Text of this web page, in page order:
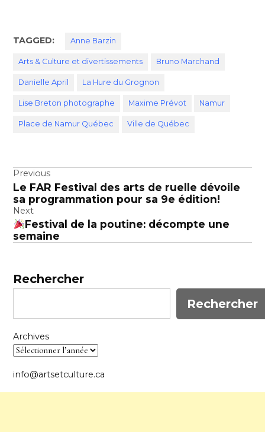
TAGGED: Anne Barzin
Arts & Culture et divertissements Bruno Marchand
Danielle April La Hure du Grognon
Lise Breton photographe Maxime Prévot Namur
Place de Namur Québec Ville de Québec
Navigation
de
l’article
Previous
Le FAR Festival des arts de ruelle dévoile
sa programmation pour sa 9e édition!
Next
Festival de la poutine: décompte une
semaine
Rechercher
Rechercher
Archives
info@artsetculture.ca